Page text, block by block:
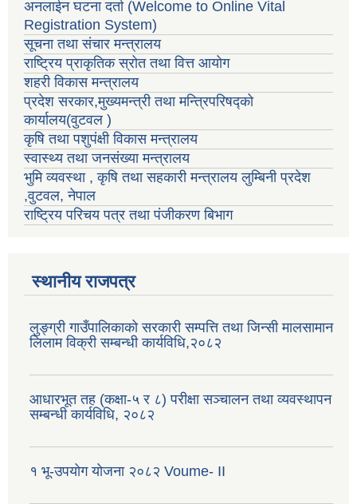
अनलाईन घटना दर्ता (Welcome to Online Vital
Registration System)
सूचना तथा संचार मन्त्रालय
राष्ट्रिय प्राकृतिक स्रोत तथा वित्त आयोग
शहरी विकास मन्त्रालय
प्रदेश सरकार,मुख्यमन्त्री तथा मन्त्रिपरिषद्को
कार्यालय(वुटवल )
कृषि तथा पशुपंक्षी विकास मन्त्रालय
स्वास्थ्य तथा जनसंख्या मन्त्रालय
भुमि व्यवस्था , कृषि तथा सहकारी मन्त्रालय लुम्बिनी प्रदेश
,वुटवल, नेपाल
राष्ट्रिय परिचय पत्र तथा पंजीकरण बिभाग
स्थानीय राजपत्र
लुङ्ग्री गाउँपालिकाको सरकारी सम्पत्ति तथा जिन्सी मालसामान
लिलाम विक्री सम्बन्धी कार्यविधि,२०८२
आधारभूत तह (कक्षा-५ र ८) परीक्षा सञ्चालन तथा व्यवस्थापन
सम्बन्धी कार्यविधि, २०८२
१ भू-उपयोग योजना २०८२ Voume- II